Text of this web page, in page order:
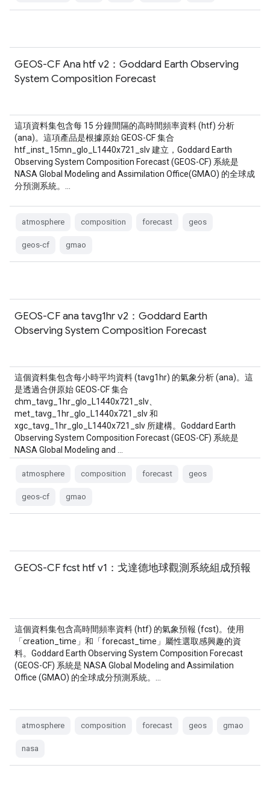
GEOS-CF Ana htf v2：Goddard Earth Observing
System Composition Forecast
這項資料集包含每 15 分鐘間隔的高時間頻率資料 (htf) 分析
(ana)。這項產品是根據原始 GEOS-CF 集合
htf_inst_15mn_glo_L1440x721_slv 建立，Goddard Earth
Observing System Composition Forecast (GEOS-CF) 系統是
NASA Global Modeling and Assimilation Office(GMAO) 的全球成
分預測系統。…
atmosphere composition forecast geos
geos-cf gmao
GEOS-CF ana tavg1hr v2：Goddard Earth
Observing System Composition Forecast
這個資料集包含每小時平均資料 (tavg1hr) 的氣象分析 (ana)。這
是透過合併原始 GEOS-CF 集合
chm_tavg_1hr_glo_L1440x721_slv、
met_tavg_1hr_glo_L1440x721_slv 和
xgc_tavg_1hr_glo_L1440x721_slv 所建構。Goddard Earth
Observing System Composition Forecast (GEOS-CF) 系統是
NASA Global Modeling and …
atmosphere composition forecast geos
geos-cf gmao
GEOS-CF fcst htf v1：戈達德地球觀測系統組成預報
這個資料集包含高時間頻率資料 (htf) 的氣象預報 (fcst)。使用
「creation_time」和「forecast_time」屬性選取感興趣的資
料。Goddard Earth Observing System Composition Forecast
(GEOS-CF) 系統是 NASA Global Modeling and Assimilation
Office (GMAO) 的全球成分預測系統。…
atmosphere composition forecast geos gmao
nasa